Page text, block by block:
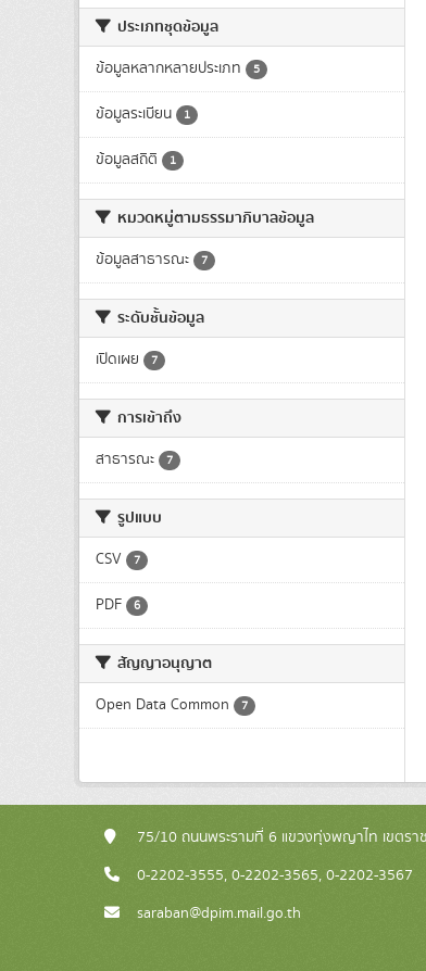
ประเภทชุดข้อมูล
ข้อมูลหลากหลายประเภท 5
ข้อมูลระเบียน 1
ข้อมูลสถิติ 1
หมวดหมู่ตามธรรมาภิบาลข้อมูล
ข้อมูลสาธารณะ 7
ระดับชั้นข้อมูล
เปิดเผย 7
การเข้าถึง
สาธารณะ 7
รูปแบบ
CSV 7
PDF 6
สัญญาอนุญาต
Open Data Common 7
75/10 ถนนพระรามที่ 6 แขวงทุ่งพญาไท เขตรา
0-2202-3555, 0-2202-3565, 0-2202-3567
saraban@dpim.mail.go.th